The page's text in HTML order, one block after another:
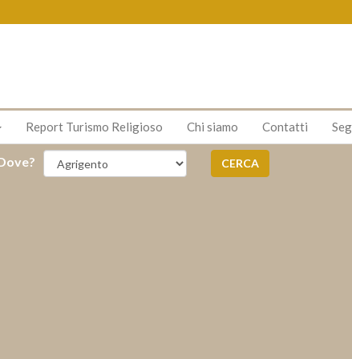
Report Turismo Religioso Chi siamo Contatti
CERCA